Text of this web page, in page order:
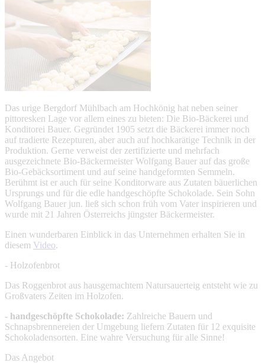
Das urige Bergdorf Mühlbach am Hochkönig hat neben seiner
pittoresken Lage vor allem eines zu bieten: Die Bio-Bäckerei und
Konditorei Bauer. Gegründet 1905 setzt die Bäckerei immer noch
auf tradierte Rezepturen, aber auch auf hochkarätige Technik in der
Produktion. Gerne verweist der zertifizierte und mehrfach
ausgezeichnete Bio-Bäckermeister Wolfgang Bauer auf das große
Bio-Gebäcksortiment und auf seine handgeformten Semmeln.
Berühmt ist er auch für seine Konditorware aus Zutaten bäuerlichen
Ursprungs und für die edle handgeschöpfte Schokolade. Sein Sohn
Wolfgang Bauer jun. ließ sich schon früh vom Vater inspirieren und
wurde mit 21 Jahren Österreichs jüngster Bäckermeister.
Einen wunderbaren Einblick in das Unternehmen erhalten Sie in
diesem Video.
- Holzofenbrot
Das Roggenbrot aus hausgemachtem Natursauerteig entsteht wie zu
Großvaters Zeiten im Holzofen.
- handgeschöpfte Schokolade: Zahlreiche Bauern und
Schnapsbrennereien der Umgebung liefern Zutaten für 12 exquisite
Schokoladensorten. Eine wahre Versuchung für alle Sinne!
Das Angebot